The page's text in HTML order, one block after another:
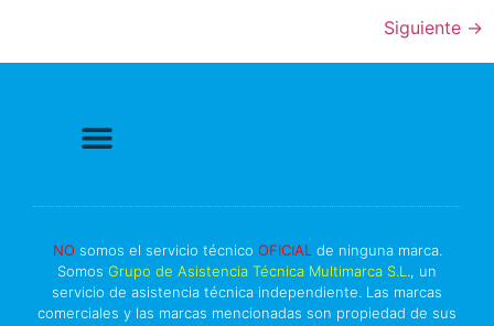
Siguiente →
NO somos el servicio técnico OFICIAL de ninguna marca.
Somos Grupo de Asistencia Técnica Multimarca S.L., un
servicio de asistencia técnica independiente. Las marcas
comerciales y las marcas mencionadas son propiedad de sus